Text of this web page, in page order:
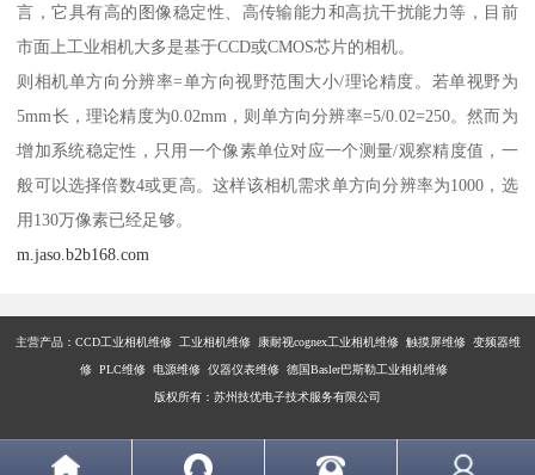
言，它具有高的图像稳定性、高传输能力和高抗干扰能力等，目前
市面上工业相机大多是基于CCD或CMOS芯片的相机。
则相机单方向分辨率=单方向视野范围大小/理论精度。若单视野为
5mm长，理论精度为0.02mm，则单方向分辨率=5/0.02=250。然而为
增加系统稳定性，只用一个像素单位对应一个测量/观察精度值，一
般可以选择倍数4或更高。这样该相机需求单方向分辨率为1000，选
用130万像素已经足够。
m.jaso.b2b168.com
主营产品： CCD工业相机维修 工业相机维修 康耐视cognex工业相机维修 触摸屏维修 变频器维
修 PLC维修 电源维修 仪器仪表维修 德国Basler巴斯勒工业相机维修
版权所有：苏州技优电子技术服务有限公司